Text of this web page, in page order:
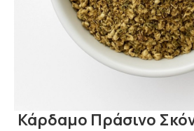
Κάρδαμο Πράσινο